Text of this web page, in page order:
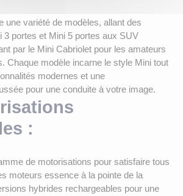
une variété de modèles, allant des
3 portes et Mini 5 portes aux SUV
par le Mini Cabriolet pour les amateurs
Chaque modèle incarne le style Mini tout
modernes et une
pour une conduite à votre image.
:
de motorisations pour satisfaire tous
moteurs essence à la pointe de la
hybrides rechargeables pour une